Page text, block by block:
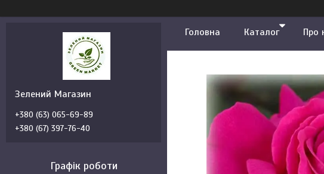
Головна Каталог Про
Зелений Магазин
+380 (63) 065-69-89
+380 (67) 397-76-40
Графік роботи